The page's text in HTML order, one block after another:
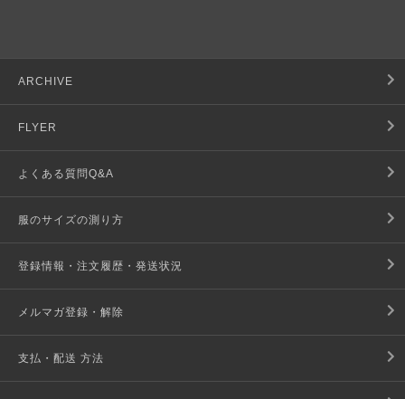
ARCHIVE
FLYER
よくある質問Q&A
服のサイズの測り方
登録情報・注文履歴・発送状況
メルマガ登録・解除
支払・配送 方法